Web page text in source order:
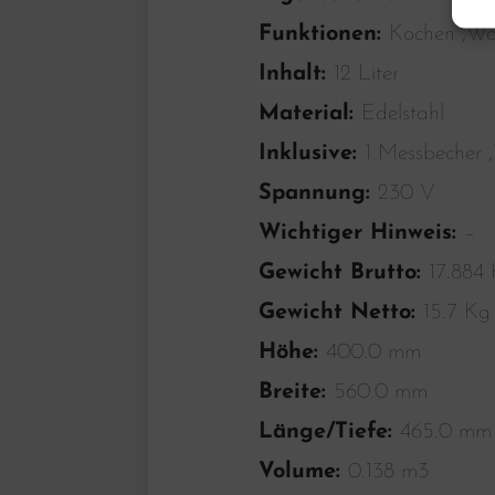
Funktionen: Kochen
Inhalt: 12 Liter
Material: Edelstahl
Inklusive: 1 Messbecher
Spannung: 230 V
Wichtiger Hinweis: –
Gewicht Brutto: 17.884
Gewicht Netto: 15.7 Kg
Höhe: 400.0 mm
Breite: 560.0 mm
Länge/Tiefe: 465.0 mm
Volume: 0.138 m3